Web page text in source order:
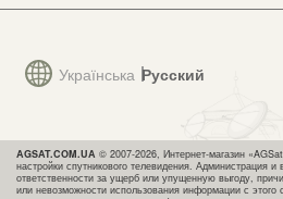
Українська Русский
AGSAT.COM.UA © 2007-2026, Интернет-магазин
настройки спутникового телевидения. Администрация и
ответственности за ущерб или упущенную выгоду,
или невозможности использования информации с